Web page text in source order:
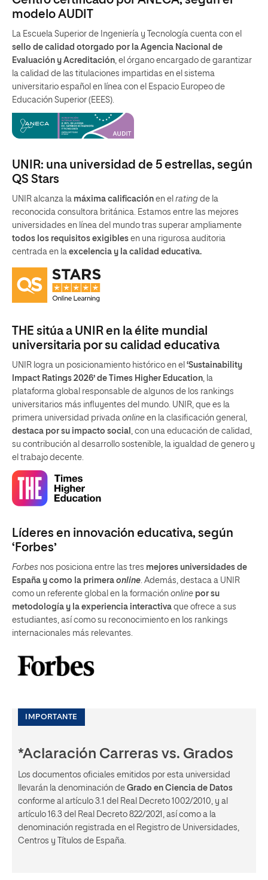
modelo AUDIT
La Escuela Superior de Ingeniería y Tecnología cuenta con el
sello de calidad otorgado por la Agencia Nacional de
Evaluación y Acreditación, el órgano encargado de garantizar
la calidad de las titulaciones impartidas en el sistema
universitario español en línea con el Espacio Europeo de
Educación Superior (EEES).
UNIR: una universidad de 5 estrellas, según
QS Stars
UNIR alcanza la máxima calificación en el rating de la
reconocida consultora británica. Estamos entre las mejores
universidades en línea del mundo tras superar ampliamente
todos los requisitos exigibles en una rigurosa auditoria
centrada en la excelencia y la calidad educativa.
THE sitúa a UNIR en la élite mundial
universitaria por su calidad educativa
UNIR logra un posicionamiento histórico en el ‘Sustainability
Impact Ratings 2026’ de Times Higher Education, la
plataforma global responsable de algunos de los rankings
universitarios más influyentes del mundo. UNIR, que es la
primera universidad privada online en la clasificación general,
destaca por su impacto social , con una educación de calidad,
su contribución al desarrollo sostenible, la igualdad de genero y
el trabajo decente.
Líderes en innovación educativa, según
‘Forbes’
Forbes nos posiciona entre las tres mejores universidades de
España y como la primera online . Además, destaca a UNIR
como un referente global en la formación online por su
metodología y la experiencia interactiva que ofrece a sus
estudiantes, así como su reconocimiento en los rankings
internacionales más relevantes.
IMPORTANTE
*Aclaración Carreras vs. Grados
Los documentos oficiales emitidos por esta universidad
llevarán la denominación de Grado en Ciencia de Datos
conforme al artículo 3.1 del Real Decreto 1002/2010, y al
artículo 16.3 del Real Decreto 822/2021, así como a la
denominación registrada en el Registro de Universidades,
Centros y Títulos de España.